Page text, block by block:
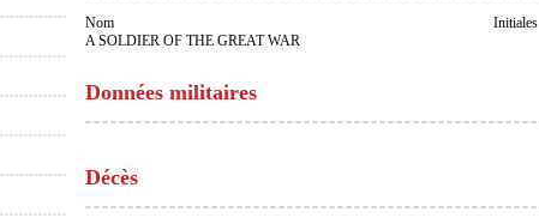
Nom
A SOLDIER OF THE GREAT WAR
Initiales
Données militaires
Décès